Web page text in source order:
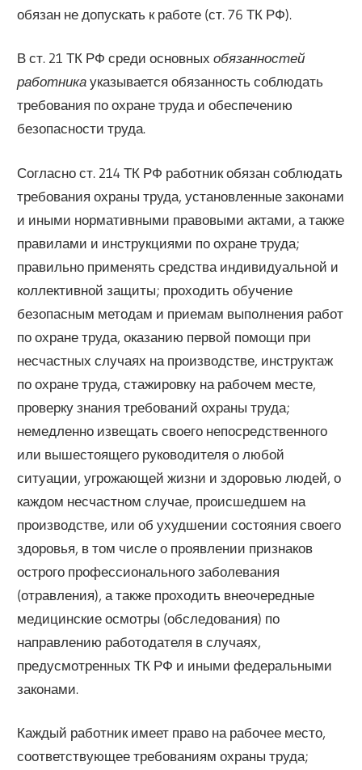
обязан не допускать к работе (ст. 76 ТК РФ).
В ст. 21 ТК РФ среди основныхобязанностей
работникауказывается обязанность соблюдать
требования по охране труда и обеспечению
безопасности труда.
Согласно ст. 214 ТК РФ работник обязан соблюдать
требования охраны труда, установленные законами
и иными нормативными правовыми актами, а также
правилами и инструкциями по охране труда;
правильно применять средства индивидуальной и
коллективной защиты; проходить обучение
безопасным методам и приемам выполнения работ
по охране труда, оказанию первой помощи при
несчастных случаях на производстве, инструктаж
по охране труда, стажировку на рабочем месте,
проверку знания требований охраны труда;
немедленно извещать своего непосредственного
или вышестоящего руководителя о любой
ситуации, угрожающей жизни и здоровью людей, о
каждом несчастном случае, происшедшем на
производстве, или об ухудшении состояния своего
здоровья, в том числе о проявлении признаков
острого профессионального заболевания
(отравления), а также проходить внеочередные
медицинские осмотры (обследования) по
направлению работодателя в случаях,
предусмотренных ТК РФ и иными федеральными
законами.
Каждый работник имеет право на рабочее место,
соответствующее требованиям охраны труда;